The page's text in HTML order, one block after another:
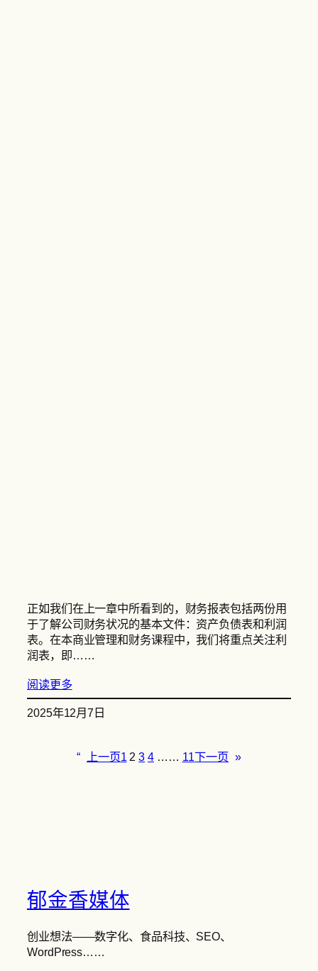
正如我们在上一章中所看到的，财务报表包括两份用
于了解公司财务状况的基本文件：资产负债表和利润
表。在本商业管理和财务课程中，我们将重点关注利
润表，即……
阅读更多
2025年12月7日
“ 上一页1 2 3 4 …… 11下一页 »
郁金香媒体
创业想法——数字化、食品科技、SEO、
WordPress……